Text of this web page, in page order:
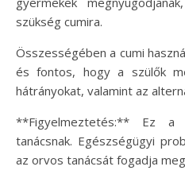
szükség cumira.
Összességében a cumi
és fontos, hogy a szülők
hátrányokat, valamint az
**Figyelmeztetés:** Ez
tanácsnak. Egészségügyi
az orvos tanácsát fogadja